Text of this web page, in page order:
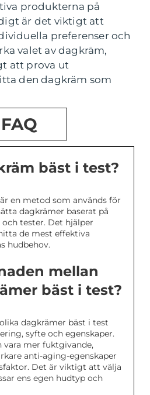
produkterna på
är det viktigt att
preferenser och
valet av dagkräm,
att prova ut
den dagkräm som
FAQ
bäst i test?
en metod som används för
dagkrämer baserat på
tester. Det hjälper
de mest effektiva
hudbehov.
mellan
bäst i test?
dagkrämer bäst i test
syfte och egenskaper.
vara mer fuktgivande,
anti-aging-egenskaper
Det är viktigt att välja
ens egen hudtyp och